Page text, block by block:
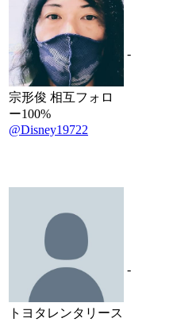
宗形俊 相互フォロ
ー100%
@Disney19722
-
トヨタレンタリース
-